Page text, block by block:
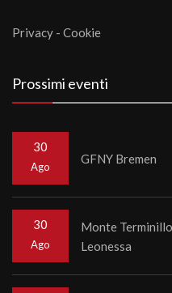
Privacy - Cookie
Prossimi eventi
30
Ago
GFNY Bremen
30
Ago
Monte
Leonessa